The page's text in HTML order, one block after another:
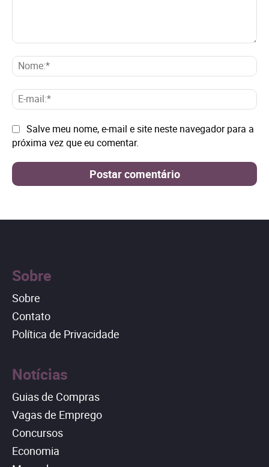
E-
Site: Salve meu nome, e-mail e site neste navegador para a
próxima vez que eu comentar.
Sobre
Sobre
Contato
Política de Privacidade
Notícias
Guias de Compras
Vagas de Emprego
Concursos
Economia